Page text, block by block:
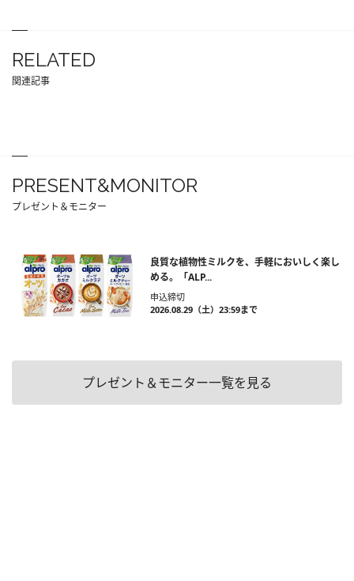
RELATED
関連記事
PRESENT&MONITOR
プレゼント＆モニター
良質な植物性ミルクを、手軽においしく楽し
める。「ALP...
申込締切
2026.08.29（土）23:59まで
プレゼント＆モニター一覧を見る